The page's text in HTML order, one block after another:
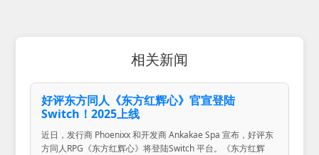
相关新闻
好评东方同人《东方红辉心》官宣登陆
Switch！2025上线
近日，发行商 Phoenixx 和开发商 Ankakae Spa 宣布，好评东
方同人RPG《东方红辉心》将登陆Switch 平台。《东方红辉